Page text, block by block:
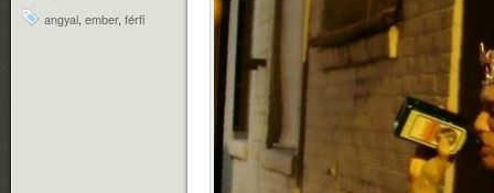
angyal, ember, férfi